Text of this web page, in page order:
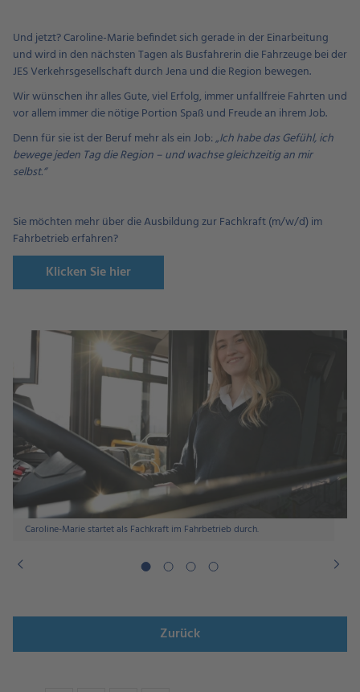
Und jetzt? Caroline-Marie befindet sich gerade in der Einarbeitung
und wird in den nächsten Tagen als Busfahrerin die Fahrzeuge bei der
JES Verkehrsgesellschaft durch Jena und die Region bewegen.
Wir wünschen ihr alles Gute, viel Erfolg, immer unfallfreie Fahrten und
vor allem immer die nötige Portion Spaß und Freude an ihrem Job.
Denn für sie ist der Beruf mehr als ein Job:„Ich habe das Gefühl, ich
bewege jeden Tag die Region – und wachse gleichzeitig an mir
selbst.“
Sie möchten mehr über die Ausbildung zur Fachkraft (m/w/d) im
Fahrbetrieb erfahren?
Klicken Sie hier
Caroline-Marie startet als Fachkraft im Fahrbetrieb durch.
Zurück